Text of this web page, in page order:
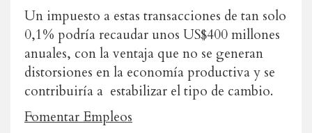
Un impuesto a estas transacciones de tan solo
0,1% podría recaudar unos US$400 millones
anuales, con la ventaja que no se generan
distorsiones en la economía productiva y se
contribuiría a estabilizar el tipo de cambio.
Fomentar Empleos